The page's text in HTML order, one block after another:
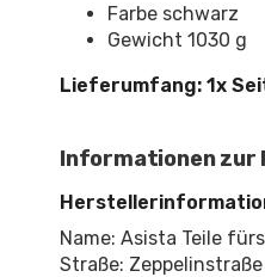
Farbe schwarz
Gewicht 1030 g
Lieferumfang: 1x
Informationen
Name: Asista Teile fürs
Straße: